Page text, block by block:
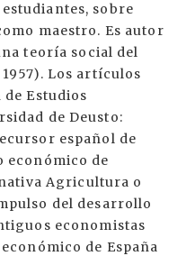
sobre
maestro. Es autor
teoría social del
Los artículos
Estudios
de Deusto:
español de
económico de
Agricultura o
del desarrollo
economistas
de España